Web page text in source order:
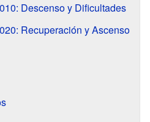
Descenso y Dificultades
Recuperación y Ascenso